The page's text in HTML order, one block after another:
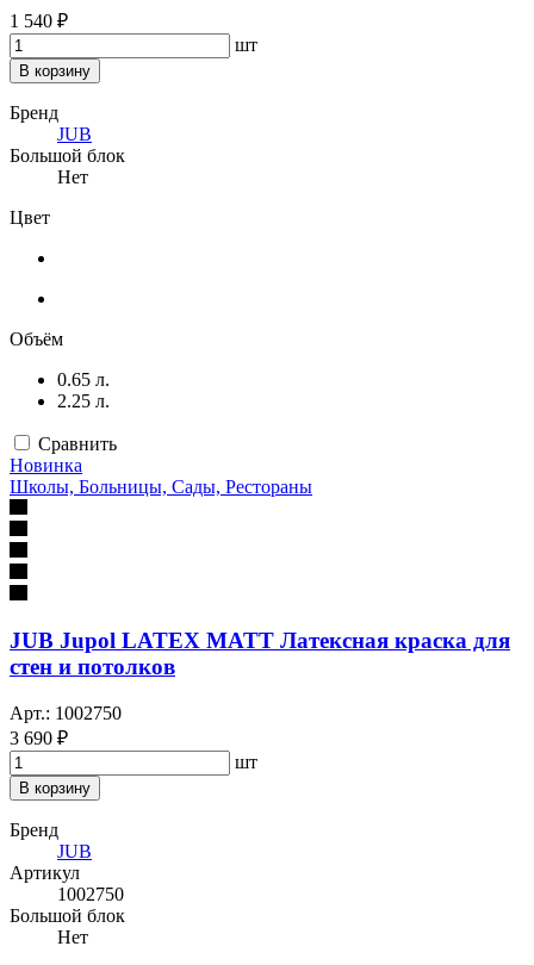
1 540 ₽
шт
В корзину
Бренд
JUB
Большой блок
Нет
Цвет
Объём
0.65 л.
2.25 л.
Сравнить
Новинка
Школы, Больницы, Сады, Рестораны
JUB Jupol LATEX MATT Латексная краска для
стен и потолков
Арт.: 1002750
3 690 ₽
шт
В корзину
Бренд
JUB
Артикул
1002750
Большой блок
Нет